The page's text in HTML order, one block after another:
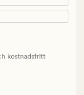
kostnadsfritt